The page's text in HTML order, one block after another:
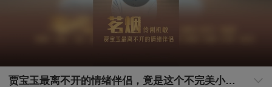
贾宝玉最离不开的情绪伴侣，竟是这个不完美小厮@文化很有戏 @张朝阳 #人生智慧 #人生感悟